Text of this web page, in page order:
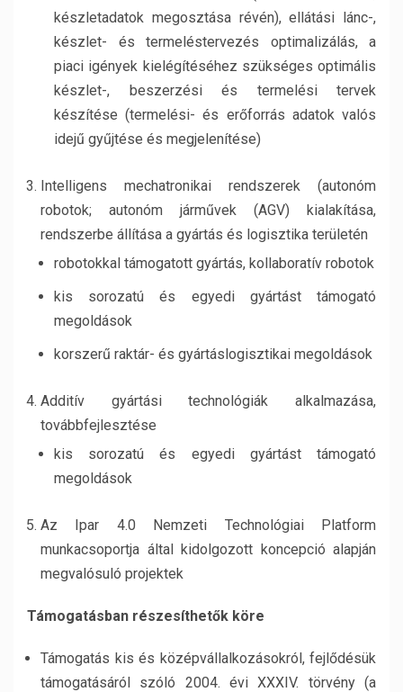
készletadatok megosztása révén), ellátási lánc-,
készlet- és termeléstervezés optimalizálás, a
piaci igények kielégítéséhez szükséges optimális
készlet-, beszerzési és termelési tervek
készítése (termelési- és erőforrás adatok valós
idejű gyűjtése és megjelenítése)
Intelligens mechatronikai rendszerek (autonóm
robotok; autonóm járművek (AGV) kialakítása,
rendszerbe állítása a gyártás és logisztika területén
robotokkal támogatott gyártás, kollaboratív robotok
kis sorozatú és egyedi gyártást támogató
megoldások
korszerű raktár- és gyártáslogisztikai megoldások
Additív gyártási technológiák alkalmazása,
továbbfejlesztése
kis sorozatú és egyedi gyártást támogató
megoldások
Az Ipar 4.0 Nemzeti Technológiai Platform
munkacsoportja által kidolgozott koncepció alapján
megvalósuló projektek
Támogatásban részesíthetők köre
Támogatás kis és középvállalkozásokról, fejlődésük
támogatásáról szóló 2004. évi XXXIV. törvény (a